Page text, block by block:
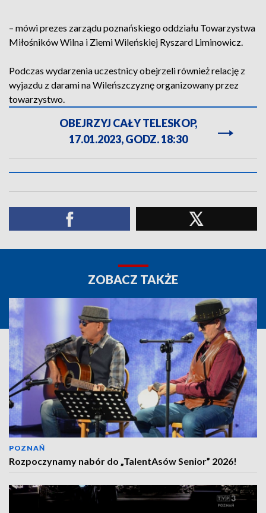
– mówi prezes zarządu poznańskiego oddziału Towarzystwa
Miłośników Wilna i Ziemi Wileńskiej Ryszard Liminowicz.
Podczas wydarzenia uczestnicy obejrzeli również relację z
wyjazdu z darami na Wileńszczyznę organizowany przez
towarzystwo.
OBEJRZYJ CAŁY TELESKOP,
17.01.2023, GODZ. 18:30
ZOBACZ TAKŻE
POZNAŃ
Rozpoczynamy nabór do „TalentAsów Senior” 2026!